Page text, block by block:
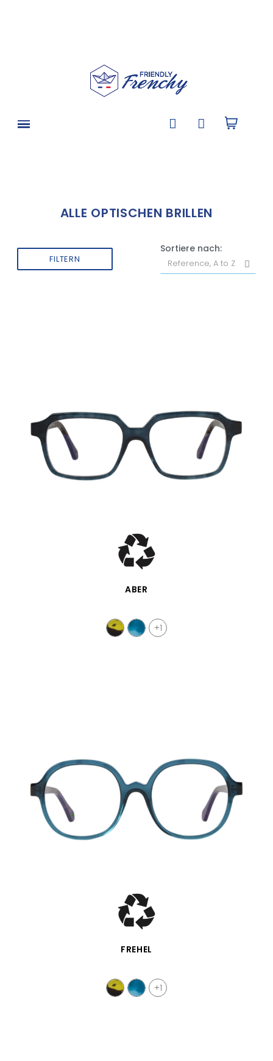
ALLE OPTISCHEN BRILLEN
FILTERN
Sortiere nach:
SCHNELLANSICHT
ABER
+1
SCHNELLANSICHT
FREHEL
+1